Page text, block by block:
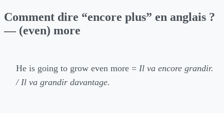
Comment dire “encore plus” en anglais ?
— (even) more
He is going to grow even more = Il va encore grandir.
/ Il va grandir davantage.